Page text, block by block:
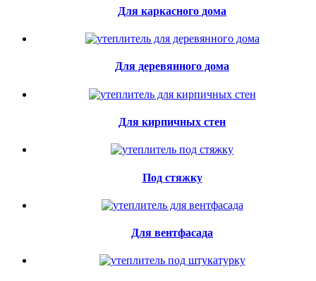
Для каркасного дома
Для деревянного дома
Для кирпичных стен
Под стяжку
Для вентфасада